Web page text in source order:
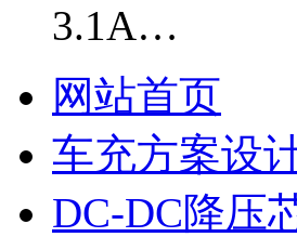
3.1A…
网站首页
车充方案设
DC-DC降压